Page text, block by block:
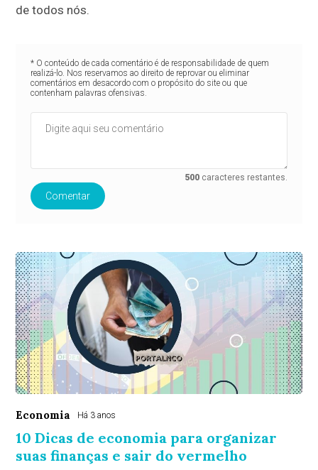
de todos nós.
* O conteúdo de cada comentário é de responsabilidade de quem
realizá-lo. Nos reservamos ao direito de reprovar ou eliminar
comentários em desacordo com o propósito do site ou que
contenham palavras ofensivas.
500 caracteres restantes.
Comentar
Economia Há 3 anos
10 Dicas de economia para organizar
suas finanças e sair do vermelho